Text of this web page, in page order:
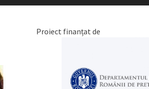
Proiect finanțat de